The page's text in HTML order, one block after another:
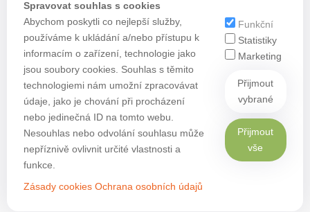
Spravovat souhlas s cookies
Abychom poskytli co nejlepší služby,
používáme k ukládání a/nebo přístupu k
informacím o zařízení, technologie jako
jsou soubory cookies. Souhlas s těmito
technologiemi nám umožní zpracovávat
údaje, jako je chování při procházení
nebo jedinečná ID na tomto webu.
Nesouhlas nebo odvolání souhlasu může
nepříznivě ovlivnit určité vlastnosti a
funkce.
Zásady cookies Ochrana osobních údajů
Funkční
Statistiky
Marketing
Přijmout
vybrané
Přijmout
vše